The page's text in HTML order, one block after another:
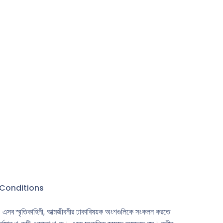
স্মৃতিকাহিনী, আত্মজীবনীর ঢাকাবিষয়ক অংশগুলিকে সংকলন করতে